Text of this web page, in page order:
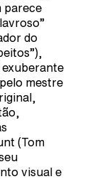
parece
do
exuberante
mestre
(Tom
visual e